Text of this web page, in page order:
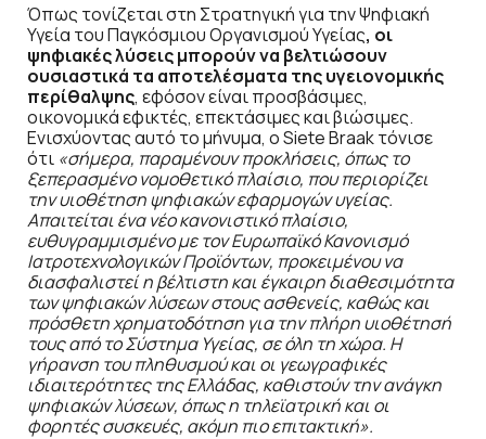
Όπως τονίζεται στη Στρατηγική για την Ψηφιακή
Υγεία του Παγκόσμιου Οργανισμού Υγείας, οι
ψηφιακές λύσεις μπορούν να βελτιώσουν
ουσιαστικά τα αποτελέσματα της υγειονομικής
περίθαλψης, εφόσον είναι προσβάσιμες,
οικονομικά εφικτές, επεκτάσιμες και βιώσιμες.
Ενισχύοντας αυτό το μήνυμα, ο Siete Braak τόνισε
ότι «σήμερα, παραμένουν προκλήσεις, όπως το
ξεπερασμένο νομοθετικό πλαίσιο, που περιορίζει
την υιοθέτηση ψηφιακών εφαρμογών υγείας.
Απαιτείται ένα νέο κανονιστικό πλαίσιο,
ευθυγραμμισμένο με τον Ευρωπαϊκό Κανονισμό
Ιατροτεχνολογικών Προϊόντων, προκειμένου να
διασφαλιστεί η βέλτιστη και έγκαιρη διαθεσιμότητα
των ψηφιακών λύσεων στους ασθενείς, καθώς και
πρόσθετη χρηματοδότηση για την πλήρη υιοθέτησή
τους από το Σύστημα Υγείας, σε όλη τη χώρα. Η
γήρανση του πληθυσμού και οι γεωγραφικές
ιδιαιτερότητες της Ελλάδας, καθιστούν την ανάγκη
ψηφιακών λύσεων, όπως η τηλεϊατρική και οι
φορητές συσκευές, ακόμη πιο επιτακτική».